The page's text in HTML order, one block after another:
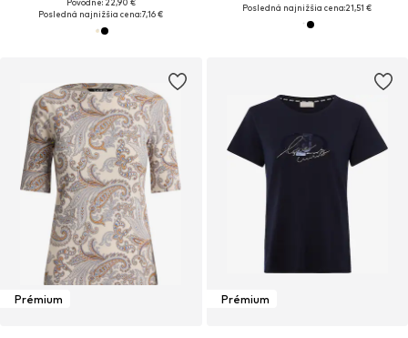
Pôvodne: 22,90 €
Posledná najnižšia cena:7,16 €
Posledná najnižšia cena:21,51 €
Prémium Prémium